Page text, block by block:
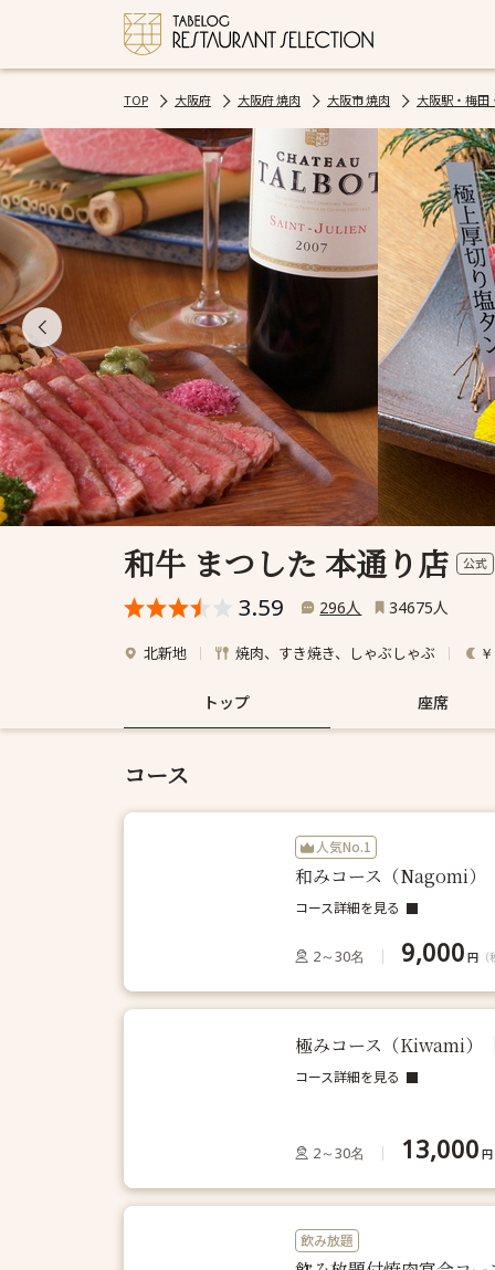
TOP 大阪府 大阪府 焼肉 大阪市 焼肉 大阪駅・梅田
和牛 まつした 本通り店 公式
3.59 296人 34675人
北新地 焼肉、すき焼き、しゃぶしゃぶ
トップ 座席
コース
人気No.1
和みコース（Nagomi）
コース詳細を見る
2～30名 9,000 円
極みコース（Kiwami）
コース詳細を見る
2～30名 13,000 円
飲み放題